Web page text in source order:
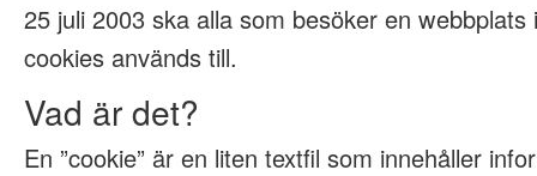
25 juli 2003 ska alla som besöker en
cookies används till.
Vad är det?
En ”cookie” är en liten textfil som innehåller